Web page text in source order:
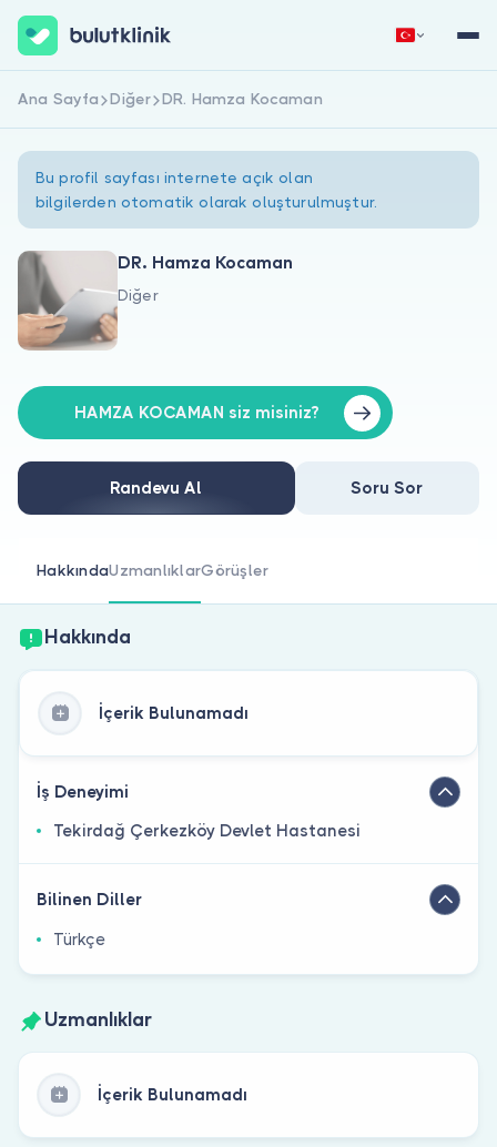
Hakkımızda
Doktorlar için
Doktor musunuz?
Hemen Kaydol
Ana Sayfa Diğer DR. Hamza Kocaman
Bu profil sayfası internete açık olan
bilgilerden otomatik olarak oluşturulmuştur.
DR. Hamza Kocaman
Diğer
HAMZA KOCAMAN siz misiniz?
Randevu Al Soru Sor
HakkındaUzmanlıklarGörüşler
Hakkında
İçerik Bulunamadı
İş Deneyimi
Tekirdağ Çerkezköy Devlet Hastanesi
Bilinen Diller
Türkçe
Uzmanlıklar
İçerik Bulunamadı